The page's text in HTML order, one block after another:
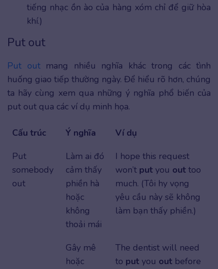
tiếng nhạc ồn ào của hàng xóm chỉ để giữ hòa
khí.)
Put out
Put outmang nhiều nghĩa khác trong các tình
huống giao tiếp thường ngày. Để hiểu rõ hơn, chúng
ta hãy cùng xem qua những ý nghĩa phổ biến của
put out qua các ví dụ minh họa.
Cấu trúc Ý nghĩa
Ví dụ
Put
somebody
out
Làm ai đó
cảm thấy
phiền hà
hoặc
không
thoải mái
I hope this request
won’t put you out too
much. (Tôi hy vọng
yêu cầu này sẽ không
làm bạn thấy phiền.)
Gây mê
hoặc
The dentist will need
to put you out before